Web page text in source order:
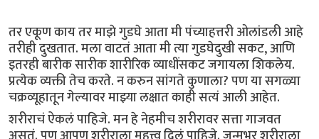
तर एकूण काय तर माझे गुडघे आता मी पंच्याहत्तरी ओलांडली आहे
तरीही दुखतात. मला वाटतं आता मी त्या गुडघेदुखी सकट, आणि
इतरही बारीक सारीक शारीरिक व्याधींसकट जगायला शिकलेय.
प्रत्येक व्यक्ती तेच करते. न करुन सांगते कुणाला? पण या सगळ्या
चक्रव्यूहातून गेल्यावर माझ्या लक्षात काही सत्यं आली आहेत.
शरीराचं ऐकलं पाहिजे. मन हे नेहमीच शरीरावर सत्ता गाजवत